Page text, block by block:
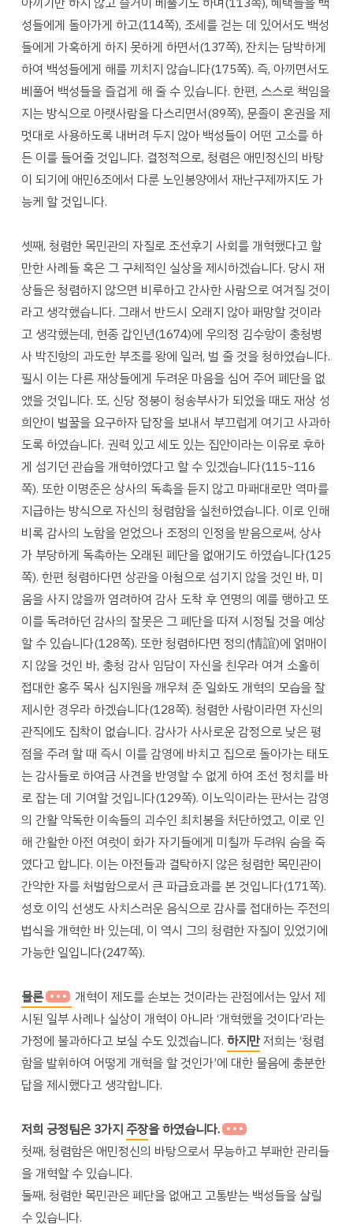
성들에게 돌아가게 하고(114쪽), 조세를 걷는 데 있어서도 백성
들에게 가혹하게 하지 못하게 하면서(137쪽), 잔치는 담박하게
하여 백성들에게 해를 끼치지 않습니다(175쪽). 즉, 아끼면서도
베풀어 백성들을 즐겁게 해 줄 수 있습니다. 한편, 스스로 책임을
지는 방식으로 아랫사람을 다스리면서(89쪽), 문졸이 혼권을 제
멋대로 사용하도록 내버려 두지 않아 백성들이 어떤 고소를 하
든 이를 들어줄 것입니다. 결정적으로, 청렴은 애민정신의 바탕
이 되기에 애민6조에서 다룬 노인봉양에서 재난구제까지도 가
능케 할 것입니다.
셋째, 청렴한 목민관의 자질로 조선후기 사회를 개혁했다고 할
만한 사례들 혹은 그 구체적인 실상을 제시하겠습니다. 당시 재
상들은 청렴하지 않으면 비루하고 간사한 사람으로 여겨질 것이
라고 생각했습니다. 그래서 반드시 오래지 않아 패망할 것이라
고 생각했는데, 현종 갑인년(1674)에 우의정 김수항이 충청병
사 박진항의 과도한 부조를 왕에 일러, 벌 줄 것을 청하였습니다.
필시 이는 다른 재상들에게 두려운 마음을 심어 주어 폐단을 없
앴을 것입니다. 또, 신당 정붕이 청송부사가 되었을 때도 재상 성
희안이 벌꿀을 요구하자 답장을 보내서 부끄럽게 여기고 사과하
도록 하였습니다. 권력 있고 세도 있는 집안이라는 이유로 후하
게 섬기던 관습을 개혁하였다고 할 수 있겠습니다(115~116
쪽). 또한 이명준은 상사의 독촉을 듣지 않고 마패대로만 역마를
지급하는 방식으로 자신의 청렴함을 실천하였습니다. 이로 인해
비록 감사의 노함을 얻었으나 조정의 인정을 받음으로써, 상사
가 부당하게 독촉하는 오래된 폐단을 없애기도 하였습니다(125
쪽). 한편 청렴하다면 상관을 아첨으로 섬기지 않을 것인 바, 미
움을 사지 않을까 염려하여 감사 도착 후 연명의 예를 행하고 또
이를 독려하던 감사의 잘못은 그 폐단을 따져 시정될 것을 예상
할 수 있습니다(128쪽). 또한 청렴하다면 정의(情誼)에 얽매이
지 않을 것인 바, 충청 감사 임담이 자신을 친우라 여겨 소홀히
접대한 홍주 목사 심지원을 깨우쳐 준 일화도 개혁의 모습을 잘
제시한 경우라 하겠습니다(128쪽). 청렴한 사람이라면 자신의
관직에도 집착이 없습니다. 감사가 사사로운 감정으로 낮은 평
점을 주려 할 때 즉시 이를 감영에 바치고 집으로 돌아가는 태도
는 감사들로 하여금 사견을 반영할 수 없게 하여 조선 정치를 바
로 잡는 데 기여할 것입니다(129쪽). 이노익이라는 판서는 감영
의 간활 악독한 이속들의 괴수인 최치봉을 처단하였고, 이로 인
해 간활한 아전 여럿이 화가 자기들에게 미칠까 두려워 숨을 죽
였다고 합니다. 이는 아전들과 결탁하지 않은 청렴한 목민관이
간악한 자를 처벌함으로서 큰 파급효과를 본 것입니다(171쪽).
성호 이익 선생도 사치스러운 음식으로 감사를 접대하는 주전의
법식을 개혁한 바 있는데, 이 역시 그의 청렴한 자질이 있었기에
가능한 일입니다(247쪽).
물론
개혁이 제도를 손보는 것이라는 관점에서는 앞서 제
시된 일부 사례나 실상이 개혁이 아니라 ‘개혁했을 것이다’라는
가정에 불과하다고 보실 수도 있겠습니다. 하지만저희는 ‘청렴
함을 발휘하여 어떻게 개혁을 할 것인가’에 대한 물음에 충분한
답을 제시했다고 생각합니다.
저희 긍정팀은 3가지 주장을 하였습니다.
첫째, 청렴함은 애민정신의 바탕으로서 무능하고 부패한 관리들
을 개혁할 수 있습니다.
둘째, 청렴한 목민관은 폐단을 없애고 고통받는 백성들을 살릴
수 있습니다.